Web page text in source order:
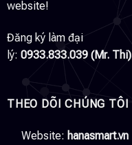
website!
Đăng ký làm đại
lý: 0933.833.039 (Mr. Thi)
THEO DÕI CHÚNG TÔI
Website: hanasmart.vn